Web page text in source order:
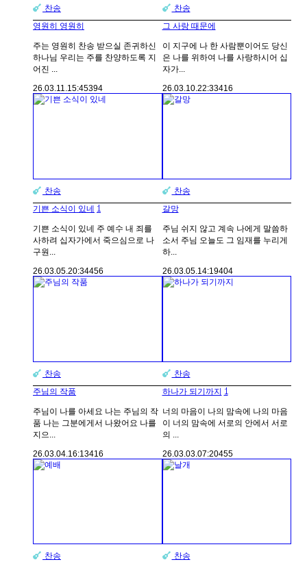
찬송
영원히 영원히
주는 영원히 찬송 받으실 존귀하신
하나님 우리는 주를 찬양하도록 지
어진 ...
26.03.11.15:45394
찬송
그 사랑 때문에
이 지구에 나 한 사람뿐이어도 당신
은 나를 위하여 나를 사랑하시어 십
자가...
26.03.10.22:33416
찬송
기쁜 소식이 있네 1
기쁜 소식이 있네 주 예수 내 죄를
사하려 십자가에서 죽으심으로 나
구원...
26.03.05.20:34456
찬송
갈망
주님 쉬지 않고 계속 나에게 말씀하
소서 주님 오늘도 그 임재를 누리게
하...
26.03.05.14:19404
찬송
주님의 작품
주님이 나를 아세요 나는 주님의 작
품 나는 그분에게서 나왔어요 나를
지으...
26.03.04. 16:13416
찬송
하나가 되기까지 1
너의 마음이 나의 맘속에 나의 마음
이 너의 맘속에 서로의 안에서 서로
의 ...
26.03.03. 07:20455
찬송
찬송